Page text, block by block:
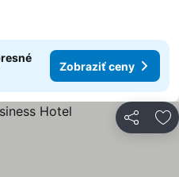
Zobraziť ceny
Zdieľať